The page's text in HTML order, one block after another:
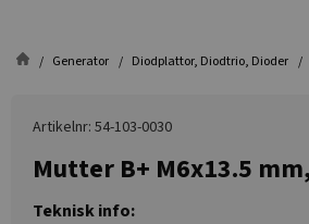
Generator Diodplattor, Diodtrio, Dioder
Artikelnr: 54-103-0030
Mutter B+ M6x13.5
Teknisk info: